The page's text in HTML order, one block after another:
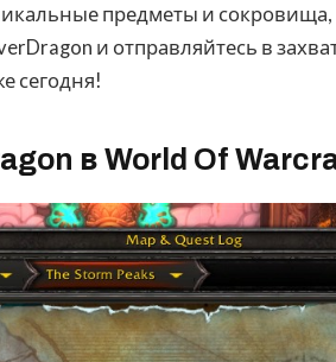
предметы и
и отправляйтесь в
сегодня!
в World Of